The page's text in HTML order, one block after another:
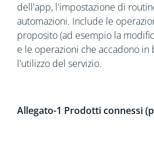
dell'app, l'impostazione di
automazioni. Include le
proposito (ad esempio la
e le operazioni che accadono
l'utilizzo del servizio.
Allegato-1 Prodotti connessi